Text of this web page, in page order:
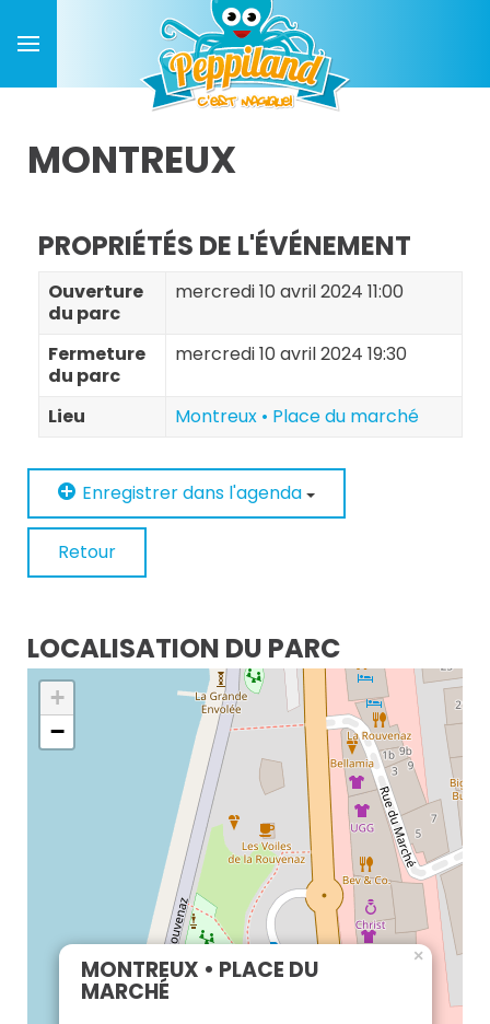
MONTREUX
PROPRIÉTÉS DE L'ÉVÉNEMENT
Ouverture
du parc
mercredi 10 avril 2024 11:00
Fermeture
du parc
mercredi 10 avril 2024 19:30
Lieu Montreux • Place du marché
Enregistrer dans l'agenda
Retour
LOCALISATION DU PARC
MONTREUX • PLACE DU
MARCHÉ
×
+
−